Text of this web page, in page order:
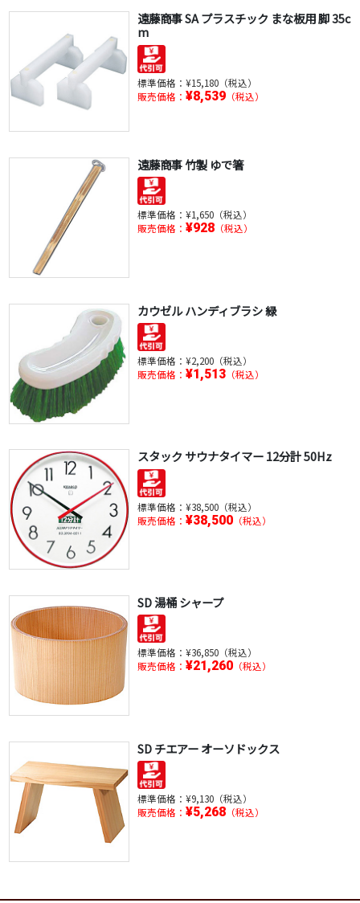
遠藤商事 SA プラスチック まな板用 脚 35c
m
標準価格： ¥15,180（税込）
販売価格： ¥8,539（税込）
遠藤商事 竹製 ゆで箸
標準価格： ¥1,650（税込）
販売価格： ¥928（税込）
カウゼル ハンディブラシ 緑
標準価格： ¥2,200（税込）
販売価格： ¥1,513（税込）
スタック サウナタイマー 12分計 50Hz
標準価格： ¥38,500（税込）
販売価格： ¥38,500（税込）
SD 湯桶 シャープ
標準価格： ¥36,850（税込）
販売価格： ¥21,260（税込）
SD チエアー オーソドックス
標準価格： ¥9,130（税込）
販売価格： ¥5,268（税込）